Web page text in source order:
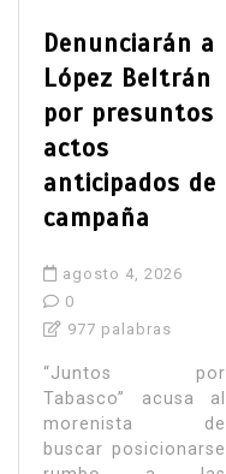
Denunciarán a
López Beltrán
por presuntos
actos
anticipados de
campaña
agosto 4, 2026
0
977 palabras
“Juntos por
Tabasco” acusa al
morenista de
buscar posicionarse